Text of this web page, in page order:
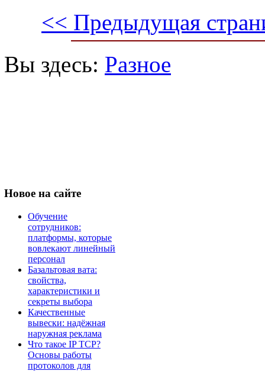
<< Предыдущая
Вы здесь: Разное
Новое на сайте
Обучение
сотрудников:
платформы, которые
вовлекают линейный
персонал
Базальтовая вата:
свойства,
характеристики и
секреты выбора
Качественные
вывески: надёжная
наружная реклама
Что такое IP TCP?
Основы работы
протоколов для